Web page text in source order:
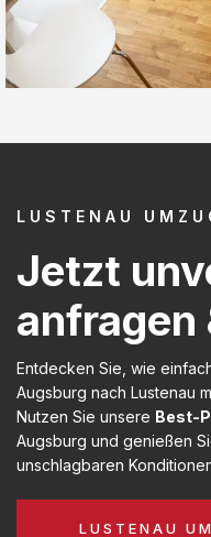
LUSTENAU
Jetzt
anfragen
Entdecken Sie, wie
Augsburg nach Lustenau
Nutzen Sie unsere Best-
Augsburg und genießen
unschlagbaren
LUSTENAU